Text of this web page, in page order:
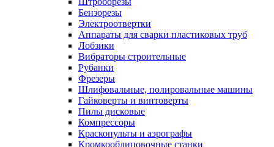
Бензорезы
Электроотвертки
Аппараты для сварки пластиковых труб
Лобзики
Вибраторы строительные
Рубанки
Фрезеры
Шлифовальные, полировальные машины
Гайковерты и винтоверты
Пилы дисковые
Компрессоры
Краскопульты и аэрографы
Кромкооблицовочные станки